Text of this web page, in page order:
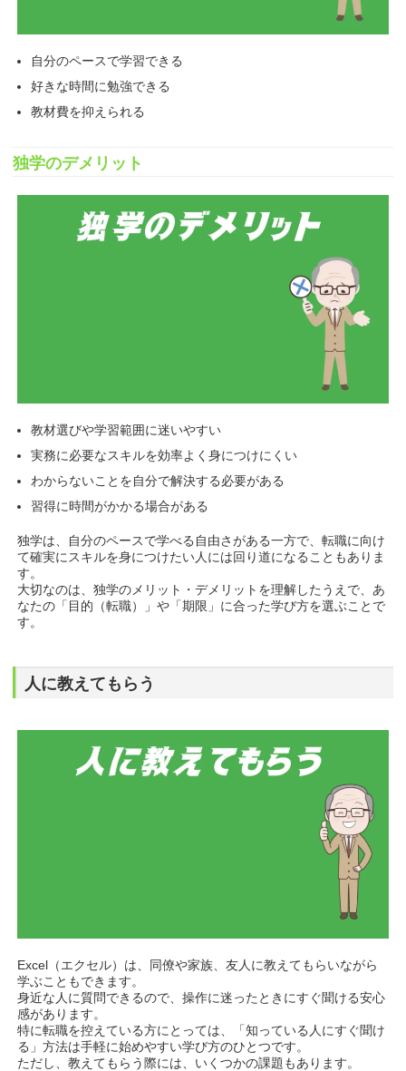
自分のペースで学習できる
好きな時間に勉強できる
教材費を抑えられる
独学のデメリット
教材選びや学習範囲に迷いやすい
実務に必要なスキルを効率よく身につけにくい
わからないことを自分で解決する必要がある
習得に時間がかかる場合がある
独学は、自分のペースで学べる自由さがある一方で、転職に向け
て確実にスキルを身につけたい人には回り道になることもありま
す。
大切なのは、独学のメリット・デメリットを理解したうえで、あ
なたの「目的（転職）」や「期限」に合った学び方を選ぶことで
す。
人に教えてもらう
Excel（エクセル）は、同僚や家族、友人に教えてもらいながら
学ぶこともできます。
身近な人に質問できるので、操作に迷ったときにすぐ聞ける安心
感があります。
特に転職を控えている方にとっては、「知っている人にすぐ聞け
る」方法は手軽に始めやすい学び方のひとつです。
ただし、教えてもらう際には、いくつかの課題もあります。